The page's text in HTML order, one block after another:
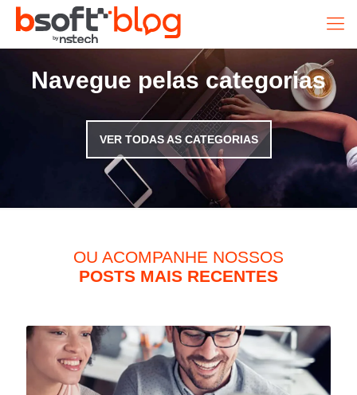
Navegue pelas categorias
VER TODAS AS CATEGORIAS
OU ACOMPANHE NOSSOS
POSTS MAIS RECENTES